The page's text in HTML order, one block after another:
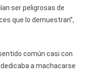
ser peligrosas de
que lo demuestran”,
común casi con
a machacarse